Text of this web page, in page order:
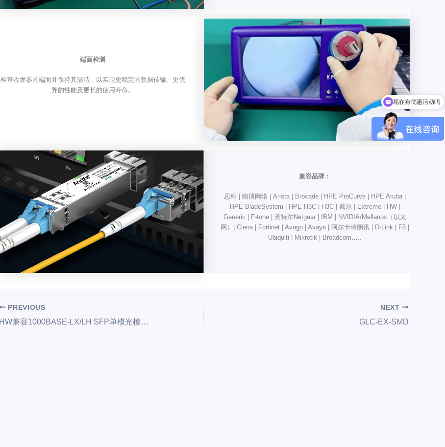
端面检测
检查收发器的端面并保持其清洁，以实现更稳定的数据传输、更优
异的性能及更长的使用寿命。
兼容品牌：
思科 | 瞻博网络 | Arista | Brocade | HPE ProCurve | HPE Aruba |
HPE BladeSystem | HPE H3C | H3C | 戴尔 | Extreme | HW |
Generic | F-tone | 英特尔Netgear | IBM | NVIDIA/Mellanox（以太
网）| Ciena | Fortinet | Avago | Avaya | 阿尔卡特朗讯 | D-Link | F5 |
Ubiquiti | Mikrotik | Broadcom…..
PREVIOUS
HW兼容1000BASE-LX/LH SFP单模光模块 1310nm 20km DOM 双工LC/UPC
NEXT
GLC-EX-SMD
可以介绍下你们的产品么
现在有优惠活动吗